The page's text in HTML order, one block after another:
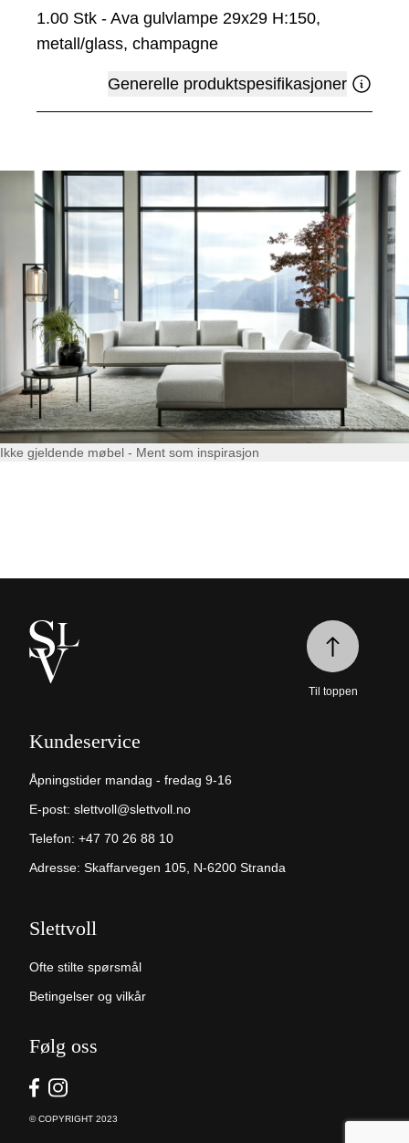
1.00 Stk - Ava gulvlampe 29x29 H:150,
metall/glass, champagne
Generelle produktspesifikasjoner
Ikke gjeldende møbel - Ment som inspirasjon
Kundeservice
Åpningstider mandag - fredag 9-16
E-post: slettvoll@slettvoll.no
Telefon: +47 70 26 88 10
Adresse: Skaffarvegen 105, N-6200 Stranda
Slettvoll
Ofte stilte spørsmål
Betingelser og vilkår
Følg oss
© COPYRIGHT 2023
Til toppen